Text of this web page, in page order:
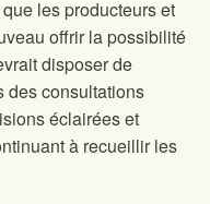
les producteurs et
offrir la possibilité
disposer de
des consultations
éclairées et
à recueillir les